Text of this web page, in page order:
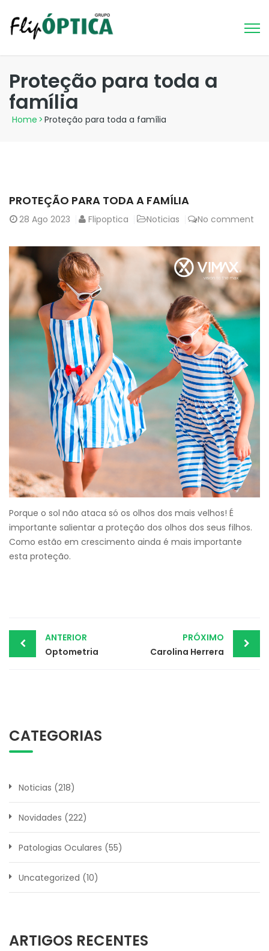
Proteção para toda a
família
Home > Proteção para toda a família
PROTEÇÃO PARA TODA A FAMÍLIA
28 Ago 2023 Flipoptica Noticias No comment
Porque o sol não ataca só os olhos dos mais velhos! É
importante salientar a proteção dos olhos dos seus filhos.
Como estão em crescimento ainda é mais importante
esta proteção.
Post
navigation
ANTERIOR
Optometria
PRÓXIMO
Carolina Herrera
CATEGORIAS
Noticias (218)
Novidades (222)
Patologias Oculares (55)
Uncategorized (10)
ARTIGOS RECENTES